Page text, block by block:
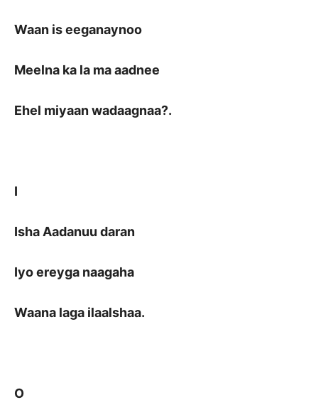
Waan is eeganaynoo
Meelna ka la ma aadnee
Ehel miyaan wadaagnaa?.
I
Isha Aadanuu daran
Iyo ereyga naagaha
Waana laga ilaalshaa.
O